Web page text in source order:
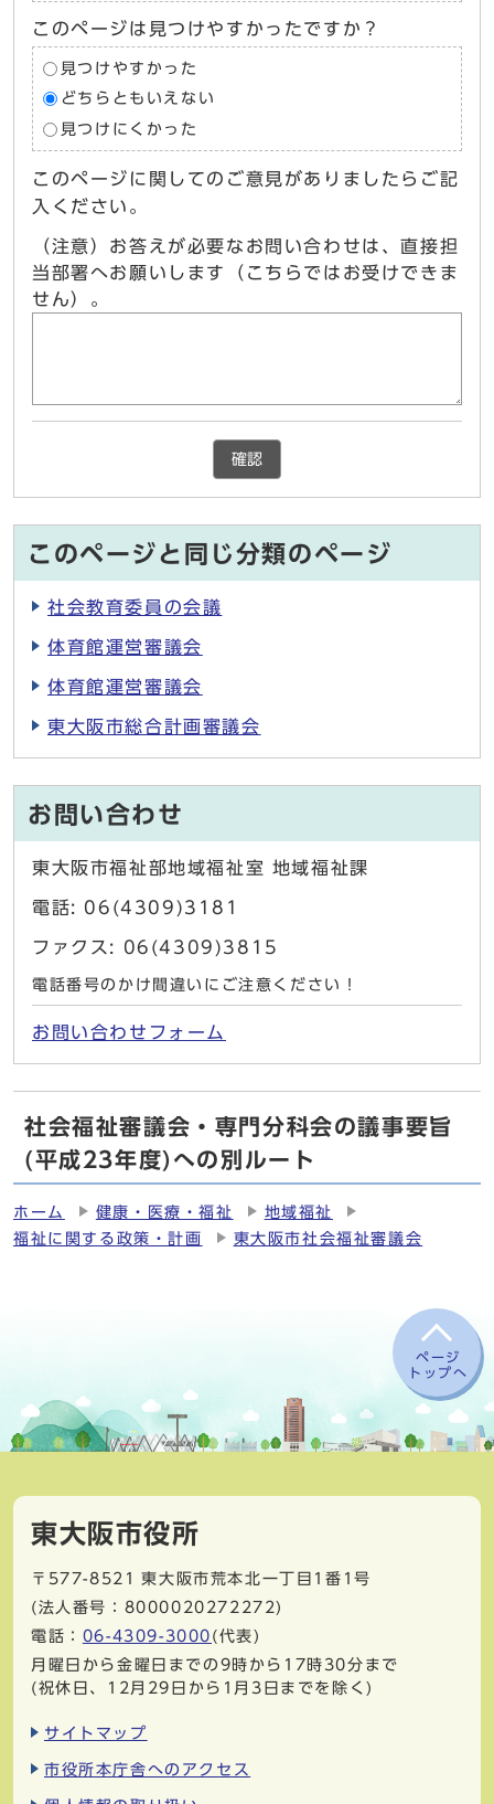
このページは見つけやすかったですか？
見つけやすかった
どちらともいえない
見つけにくかった
このページに関してのご意見がありましたらご記
入ください。
（注意）お答えが必要なお問い合わせは、直接担
当部署へお願いします（こちらではお受けできま
せん）。
確認
このページと同じ分類のページ
社会教育委員の会議
体育館運営審議会
体育館運営審議会
東大阪市総合計画審議会
お問い合わせ
東大阪市福祉部地域福祉室 地域福祉課
電話: 06(4309)3181
ファクス: 06(4309)3815
電話番号のかけ間違いにご注意ください！
お問い合わせフォーム
社会福祉審議会・専門分科会の議事要旨
(平成23年度)への別ルート
ホーム 健康・医療・福祉
地域福祉
福祉に関する政策・計画
東大阪市社会福祉審議会
ページ
トップへ
東大阪市役所
〒577-8521
東大阪市荒本北一丁目1番1号
(法人番号：8000020272272)
電話： 06-4309-3000 (代表)
月曜日から金曜日までの9時から17時30分まで
(祝休日、12月29日から1月3日までを除く)
サイトマップ
市役所本庁舎へのアクセス